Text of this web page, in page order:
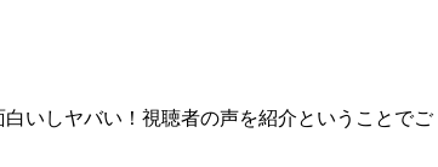
いしヤバい！視聴者の声を紹介ということでご